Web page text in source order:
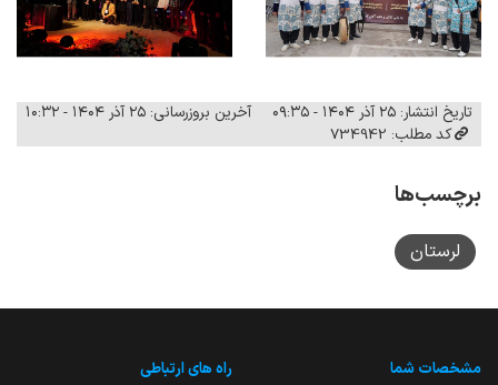
تاریخ انتشار: ۲۵ آذر ۱۴۰۴ - ۰۹:۳۵
آخرین بروزرسانی: ۲۵ آذر ۱۴۰۴ - ۱۰:۳۲
کد مطلب: 734942
برچسب‌ها
لرستان
مشخصات شما راه های ارتباطی